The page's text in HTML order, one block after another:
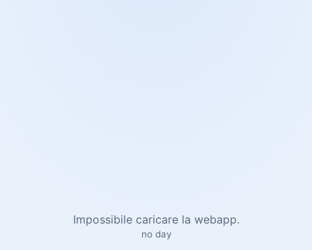
Impossibile caricare la webapp.
no day